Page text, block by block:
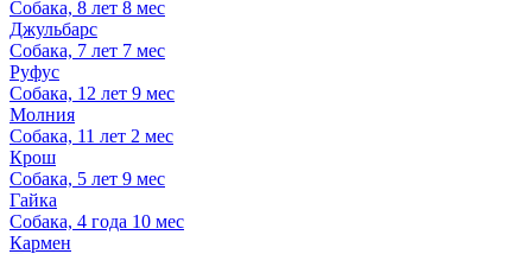
Собака, 8 лет 8 мес
Джульбарс
Собака, 7 лет 7 мес
Руфус
Собака, 12 лет 9 мес
Молния
Собака, 11 лет 2 мес
Крош
Собака, 5 лет 9 мес
Гайка
Собака, 4 года 10 мес
Кармен